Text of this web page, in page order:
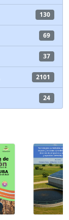
130
69
37
2101
24